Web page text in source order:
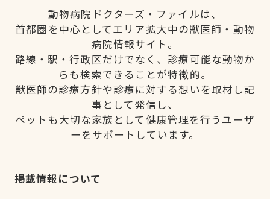
動物病院ドクターズ・ファイルは、
首都圏を中心としてエリア拡大中の獣医師・動物
病院情報サイト。
路線・駅・行政区だけでなく、診療可能な動物か
らも検索できることが特徴的。
獣医師の診療方針や診療に対する想いを取材し記
事として発信し、
ペットも大切な家族として健康管理を行うユーザ
ーをサポートしています。
掲載情報について